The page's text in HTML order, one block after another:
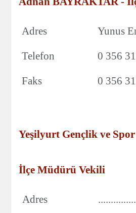
Adres Yunus
Telefon 0 356
Faks 0 356
Yeşilyurt Gençlik ve
İlçe Müdürü Vekili
Adres ...............